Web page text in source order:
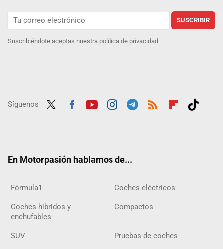
SUSCRIBIR
Suscribiéndote aceptas nuestra política de privacidad
Síguenos
En Motorpasión hablamos de...
Fórmula1 Coches eléctricos
Coches híbridos y
enchufables
Compactos
SUV Pruebas de coches